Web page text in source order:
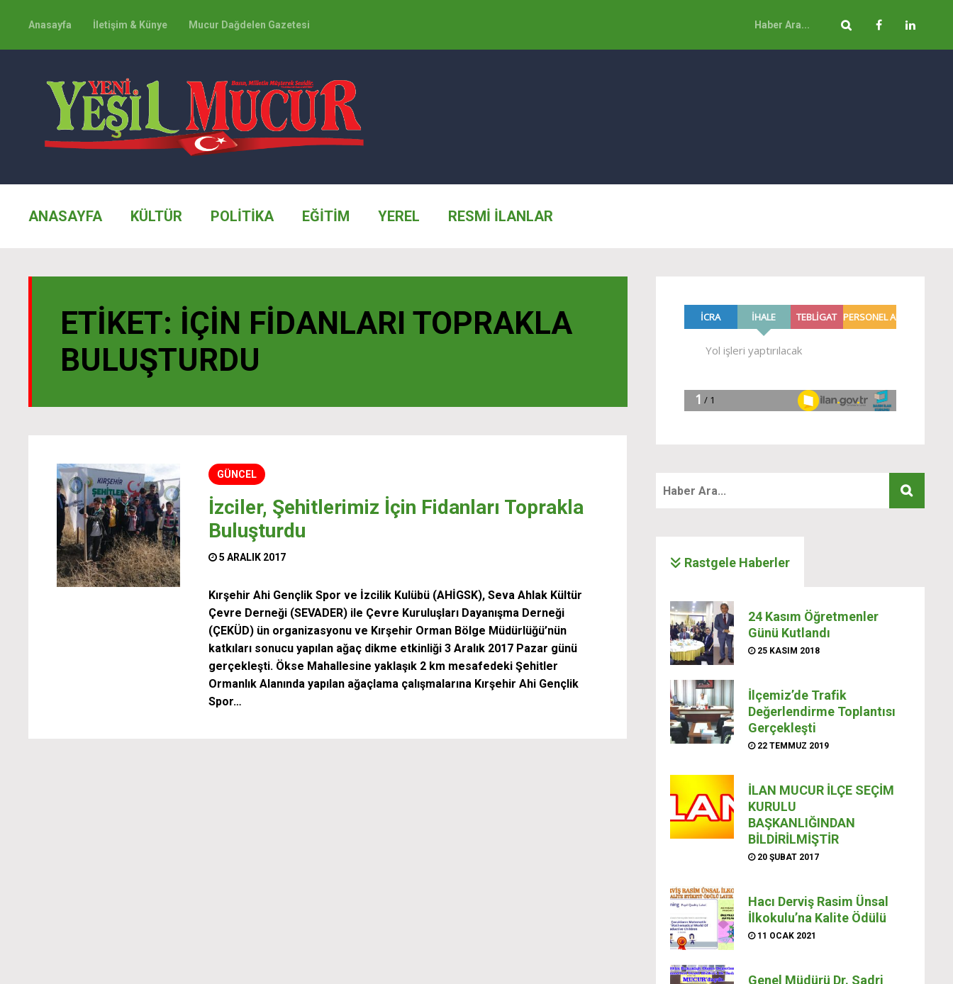
Anasayfa İletişim & Künye Mucur Dağdelen Gazetesi
ANASAYFA KÜLTÜR POLİTİKA EĞİTİM YEREL RESMİ İLANLAR
ETIKET: İÇIN FIDANLARI TOPRAKLA
BULUŞTURDU
GÜNCEL
İzciler, Şehitlerimiz İçin Fidanları Toprakla
Buluşturdu
5 ARALIK 2017
Kırşehir Ahi Gençlik Spor ve İzcilik Kulübü (AHİGSK), Seva Ahlak Kültür
Çevre Derneği (SEVADER) ile Çevre Kuruluşları Dayanışma Derneği
(ÇEKÜD) ün organizasyonu ve Kırşehir Orman Bölge Müdürlüğü’nün
katkıları sonucu yapılan ağaç dikme etkinliği 3 Aralık 2017 Pazar günü
gerçekleşti. Ökse Mahallesine yaklaşık 2 km mesafedeki Şehitler
Ormanlık Alanında yapılan ağaçlama çalışmalarına Kırşehir Ahi Gençlik
Spor…
Rastgele Haberler
24 Kasım Öğretmenler
Günü Kutlandı
25 KASIM 2018
İlçemiz’de Trafik
Değerlendirme Toplantısı
Gerçekleşti
22 TEMMUZ 2019
İLAN MUCUR İLÇE SEÇİM
KURULU
BAŞKANLIĞINDAN
BİLDİRİLMİŞTİR
20 ŞUBAT 2017
Hacı Derviş Rasim Ünsal
İlkokulu’na Kalite Ödülü
11 OCAK 2021
Genel Müdürü Dr. Sadri